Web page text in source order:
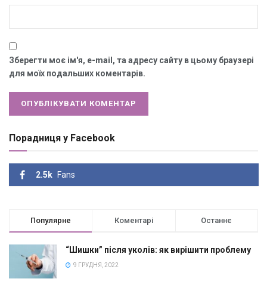
Зберегти моє ім'я, e-mail, та адресу сайту в цьому браузері
для моїх подальших коментарів.
Порадниця у Facebook
2.5k Fans
Популярне Коментарі Останнє
“Шишки” після уколів: як вирішити проблему
9 ГРУДНЯ, 2022